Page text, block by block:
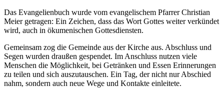
Das Evangelienbuch wurde vom evangelischem Pfarrer Christian
Meier getragen: Ein Zeichen, dass das Wort Gottes weiter verkündet
wird, auch in ökumenischen Gottesdiensten.
Gemeinsam zog die Gemeinde aus der Kirche aus. Abschluss und
Segen wurden draußen gespendet. Im Anschluss nutzen viele
Menschen die Möglichkeit, bei Getränken und Essen Erinnerungen
zu teilen und sich auszutauschen. Ein Tag, der nicht nur Abschied
nahm, sondern auch neue Wege und Kontakte einleitete.